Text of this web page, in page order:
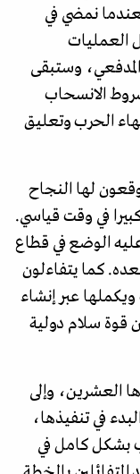
نمضي في
العمليات
وستبقى
الانسحاب
الحرب وتعليق
لها النجاح
في وقت قياسي.
الوضع في قطاع
وبعده. كما يتفاءلون
عبر إنشاء
قوة سلام دولية
العشرين، وإلى
في تنفيذها،
بشكل كامل في